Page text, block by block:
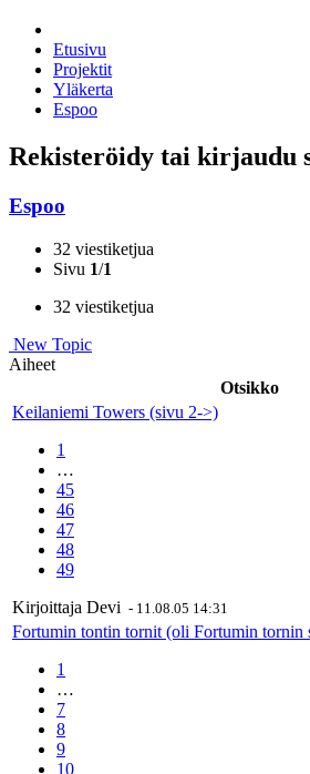
Etusivu
Projektit
Yläkerta
Espoo
Rekisteröidy tai kirjaudu
Espoo
32 viestiketjua
Sivu 1/1
32 viestiketjua
New Topic
Aiheet
Otsikko
Keilaniemi Towers (sivu 2->)
1
…
45
46
47
48
49
Kirjoittaja Devi - 11.08.05 14:31
Fortumin tontin tornit (oli Fortumin tornin
1
…
7
8
9
10